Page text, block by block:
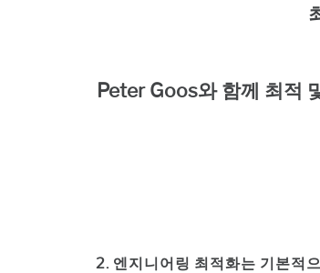
Peter Goos와 함께 최적
2. 엔지니어링 최적화는 기본적